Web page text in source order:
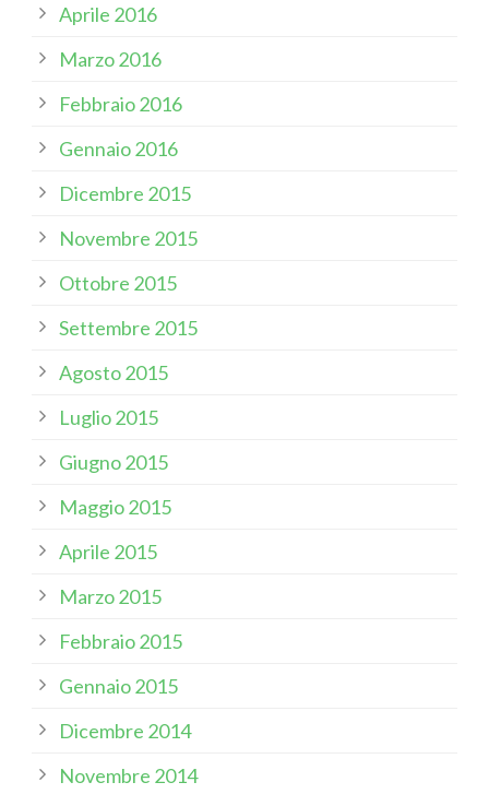
Aprile 2016
Marzo 2016
Febbraio 2016
Gennaio 2016
Dicembre 2015
Novembre 2015
Ottobre 2015
Settembre 2015
Agosto 2015
Luglio 2015
Giugno 2015
Maggio 2015
Aprile 2015
Marzo 2015
Febbraio 2015
Gennaio 2015
Dicembre 2014
Novembre 2014